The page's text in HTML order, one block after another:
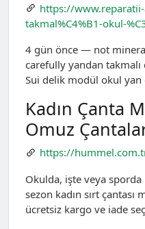
https://
takmal%C4%B1-okul-
4 gün önce — not
carefully yandan takmalı
Sui delik modül okul
Kadın Çanta
Omuz
https://
Okulda, işte veya
sezon kadın sırt çantası
ücretsiz kargo ve iade